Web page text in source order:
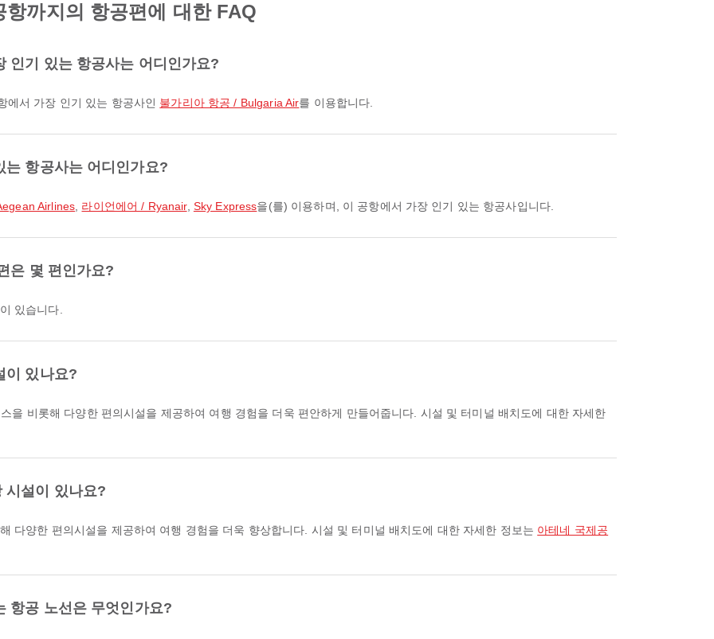
까지의 항공편에 대한 FAQ
인기 있는 항공사는 어디인가요?
에서 가장 인기 있는 항공사인 불가리아 항공 / Bulgaria Air를 이용합니다.
는 항공사는 어디인가요?
Airlines 라이언에어 / Ryanair, Sky Express을(를) 이용하며, 이 공항에서 가장 인기 있는 항공사입니다.
은 몇 편인가요?
있습니다.
이 있나요?
시설이 있나요?
다양한 편의시설을 제공하여 여행 경험을 더욱 향상합니다. 시설 및 터미널 배치도에 대한 자세한 정보는 아테네 국제공
항공 노선은 무엇인가요?